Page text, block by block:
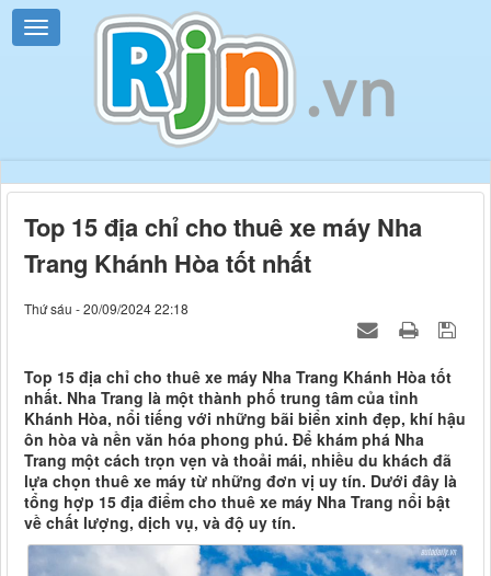
Top 15 địa chỉ cho thuê xe máy Nha
Trang Khánh Hòa tốt nhất
Thứ sáu - 20/09/2024 22:18
Top 15 địa chỉ cho thuê xe máy Nha Trang Khánh Hòa tốt
nhất. Nha Trang là một thành phố trung tâm của tỉnh
Khánh Hòa, nổi tiếng với những bãi biển xinh đẹp, khí hậu
ôn hòa và nền văn hóa phong phú. Để khám phá Nha
Trang một cách trọn vẹn và thoải mái, nhiều du khách đã
lựa chọn thuê xe máy từ những đơn vị uy tín. Dưới đây là
tổng hợp 15 địa điểm cho thuê xe máy Nha Trang nổi bật
về chất lượng, dịch vụ, và độ uy tín.